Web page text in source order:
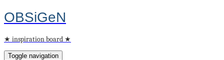
OBSiGeN
★ inspiration board ★
Toggle navigation